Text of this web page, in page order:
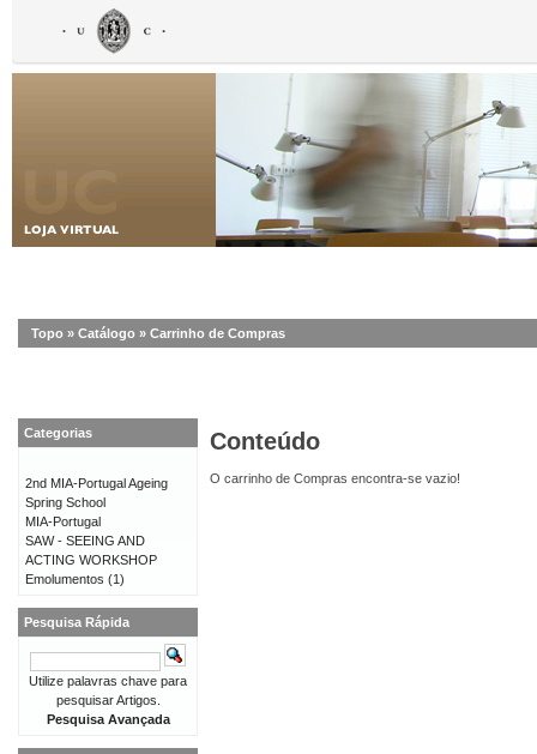
Topo » Catálogo » Carrinho de Compras
Conteúdo
O carrinho de Compras encontra-se vazio!
Categorias
2nd MIA-Portugal Ageing
Spring School
MIA-Portugal
SAW - SEEING AND
ACTING WORKSHOP
Emolumentos (1)
Pesquisa Rápida
Utilize palavras chave para
pesquisar Artigos.
Pesquisa Avançada